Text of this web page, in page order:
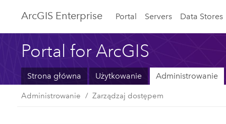
ArcGIS Enterprise Portal Servers Data Stores
Portal for ArcGIS
Strona główna Użytkowanie Administrowanie
Administrowanie Zarządzaj dostępem